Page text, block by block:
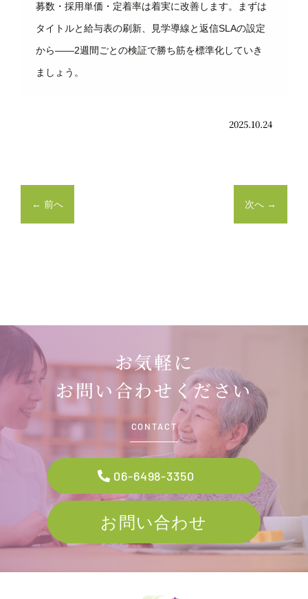
募数・採用単価・定着率は着実に改善します。まずは
タイトルと給与表の刷新、見学導線と返信SLAの設定
から――2週間ごとの検証で勝ち筋を標準化していき
ましょう。
2025.10.24
← 前へ 次へ →
お気軽に
お問い合わせください
CONTACT
06-6498-3350
お問い合わせ